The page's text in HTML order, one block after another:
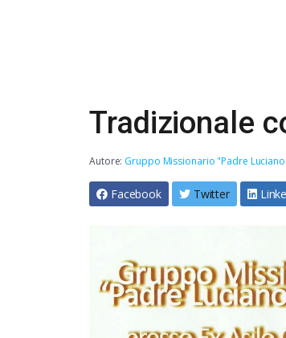
Tradizionale
Autore: Gruppo Missionario "Padre
Facebook Twitter